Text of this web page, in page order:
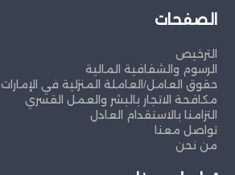
الصفحات
الترخيص
الرسوم والشفافية المالية
حقوق العامل/العاملة المنزلية في الإمارات
مكافحة الاتجار بالبشر والعمل القسري
التزامنا بالاستقدام العادل
تواصل معنا
من نحن